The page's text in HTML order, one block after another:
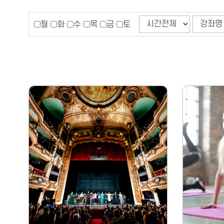
월 화 수 목 금 토